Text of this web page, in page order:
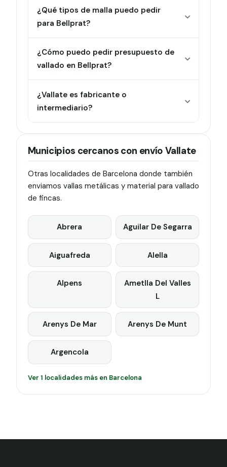
¿Qué tipos de malla puedo pedir
para Bellprat?
¿Cómo puedo pedir presupuesto de
vallado en Bellprat?
¿Vallate es fabricante o
intermediario?
Municipios cercanos con envío Vallate
Otras localidades de Barcelona donde también
enviamos vallas metálicas y material para vallado
de fincas.
Abrera Aguilar De Segarra
Aiguafreda Alella
Alpens
Ametlla Del Valles
L
Arenys De Mar Arenys De Munt
Argencola
Ver 1 localidades más en Barcelona